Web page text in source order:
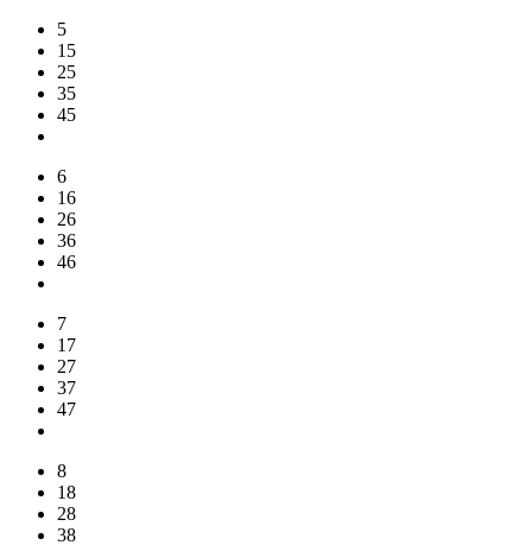
5
15
25
35
45
6
16
26
36
46
7
17
27
37
47
8
18
28
38